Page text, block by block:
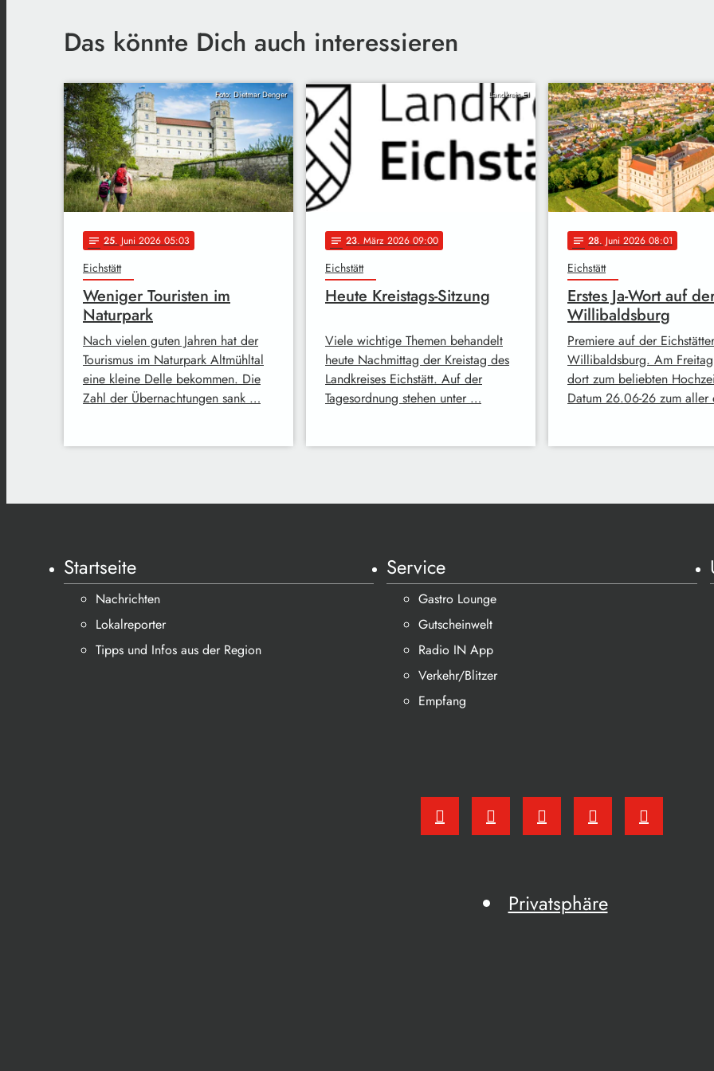
Das könnte Dich auch interessieren
Foto: Dietmar Denger
notes 25. Juni 2026 05:03
Eichstätt
Weniger Touristen im
Naturpark
Nach vielen guten Jahren hat der
Tourismus im Naturpark Altmühltal
eine kleine Delle bekommen. Die
Zahl der Übernachtungen sank …
Landkreis EI
notes 23. März 2026 09:00
Eichstätt
Heute Kreistags-Sitzung
Viele wichtige Themen behandelt
heute Nachmittag der Kreistag des
Landkreises Eichstätt. Auf der
Tagesordnung stehen unter …
notes 28. Juni 2026 08:01
Eichstätt
Erstes Ja-Wort auf
Willibaldsburg
Premiere auf der Eichstätter
Willibaldsburg. Am
dort zum beliebten
Datum 26.06-26 zum
Startseite
Nachrichten
Lokalreporter
Tipps und Infos aus der Region
Service
Gastro Lounge
Gutscheinwelt
Radio IN App
Verkehr/Blitzer
Empfang
Privatsphäre